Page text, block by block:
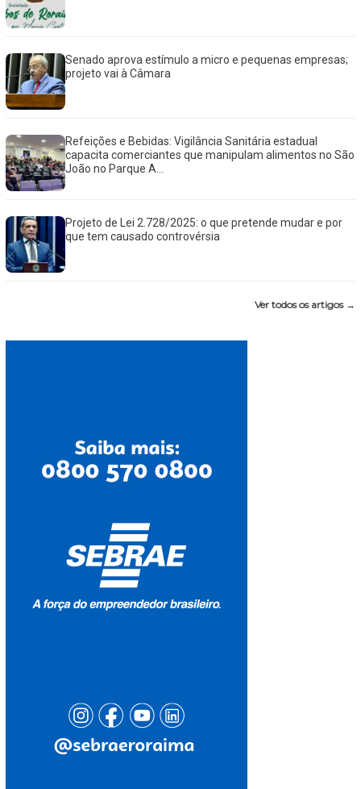
Senado aprova estímulo a micro e pequenas empresas;
projeto vai à Câmara
Refeições e Bebidas: Vigilância Sanitária estadual
capacita comerciantes que manipulam alimentos no São
João no Parque A...
Projeto de Lei 2.728/2025: o que pretende mudar e por
que tem causado controvérsia
Ver todos os artigos →